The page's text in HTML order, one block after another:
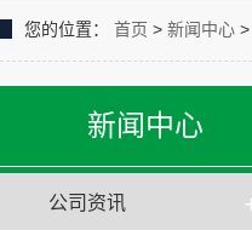
您的位置： 首页 > 新闻中心 >
新闻中心
公司资讯